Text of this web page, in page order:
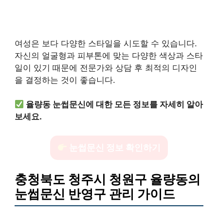
여성은 보다 다양한 스타일을 시도할 수 있습니다.
자신의 얼굴형과 피부톤에 맞는 다양한 색상과 스타
일이 있기 때문에 전문가와 상담 후 최적의 디자인
을 결정하는 것이 좋습니다.
율량동 눈썹문신에 대한 모든 정보를 자세히 알아
보세요.
충청북도 청주시 청원구 율량동의
눈썹문신 반영구 관리 가이드